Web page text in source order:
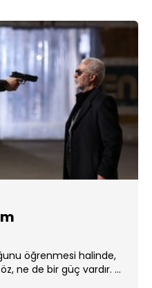
öğrenmesi halinde,
ne de bir güç vardır. ...